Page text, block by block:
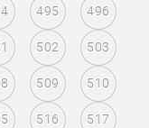
495 496
502 503
509 510
516 517